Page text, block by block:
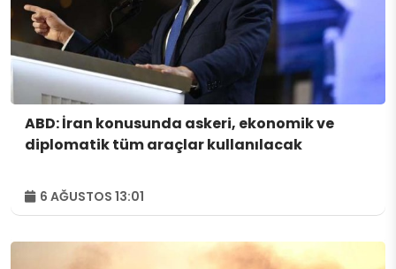
ABD: İran konusunda askeri, ekonomik ve
diplomatik tüm araçlar kullanılacak
6 AĞUSTOS 13:01